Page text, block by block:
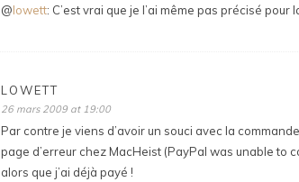
@lowett: C’est vrai que je l’ai même pas précisé pour
LOWETT
26 mars 2009 at 19:00
Par contre je viens d’avoir un souci avec la
page d’erreur chez MacHeist (PayPal was unable to
alors que j’ai déjà payé !